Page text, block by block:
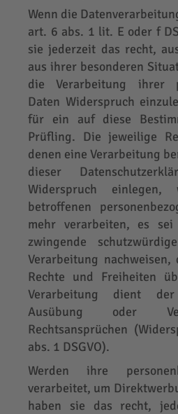
Wenn die
art. 6 abs. 1 lit. E oder f
sie jederzeit das recht,
aus ihrer besonderen
die Verarbeitung ihrer
Daten Widerspruch
für ein auf diese
Prüfling. Die jeweilige
denen eine Verarbeitung
dieser
Widerspruch
betroffenen
mehr verarbeiten, es
zwingende
Verarbeitung
Rechte und Freiheiten
Verarbeitung dient der
Ausübung oder
Rechtsansprüchen
abs. 1 DSGVO).
Werden ihre
verarbeitet, um
haben sie das recht,